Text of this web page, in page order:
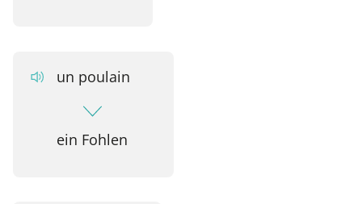
un poulain
ein Fohlen